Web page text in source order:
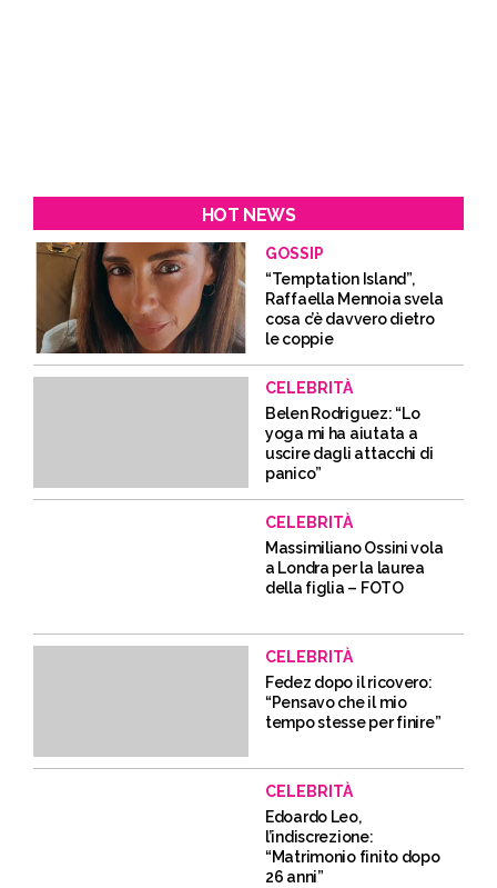
HOT NEWS
GOSSIP
“Temptation Island”,
Raffaella Mennoia svela
cosa c’è davvero dietro
le coppie
CELEBRITÀ
Belen Rodriguez: “Lo
yoga mi ha aiutata a
uscire dagli attacchi di
panico”
CELEBRITÀ
Massimiliano Ossini vola
a Londra per la laurea
della figlia – FOTO
CELEBRITÀ
Fedez dopo il ricovero:
“Pensavo che il mio
tempo stesse per finire”
CELEBRITÀ
Edoardo Leo,
l’indiscrezione:
“Matrimonio finito dopo
26 anni”